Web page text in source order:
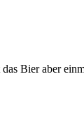
Bier aber